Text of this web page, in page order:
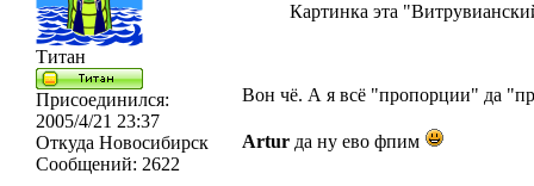
Титан
Присоединился:
2005/4/21 23:37
Откуда Новосибирск
Сообщений: 2622
Картинка эта
Вон чё. А я всё "пропорции" да
Artur да ну ево фпим